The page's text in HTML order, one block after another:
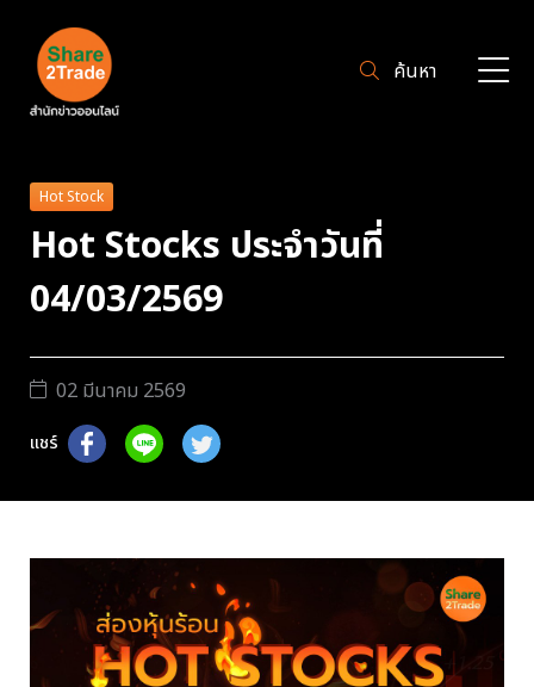
ค้นหา
Hot Stock
Hot Stocks ประจำวันที่
04/03/2569
02 มีนาคม 2569
แชร์